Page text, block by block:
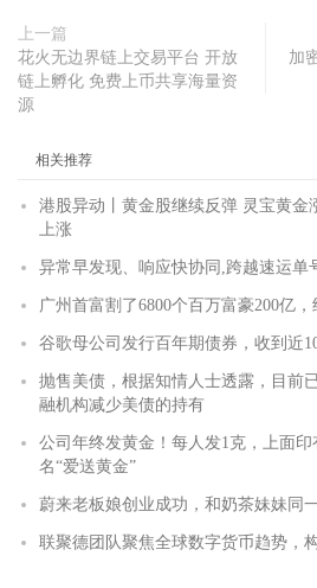
上一篇
花火无边界链上交易平台 开放
链上孵化 免费上币共享海量资
源
加
相关推荐
港股异动丨黄金股继续反弹 灵宝黄金
上涨
异常早发现、响应快协同,跨越速运单
广州首富割了6800个百万富豪200亿，
谷歌母公司发行百年期债券，收到近
抛售美债，根据知情人士透露，目前
融机构减少美债的持有
公司年终发黄金！每人发1克，上面
名“爱送黄金”
蔚来老板娘创业成功，和奶茶妹妹同
联聚德团队聚焦全球数字货币趋势，